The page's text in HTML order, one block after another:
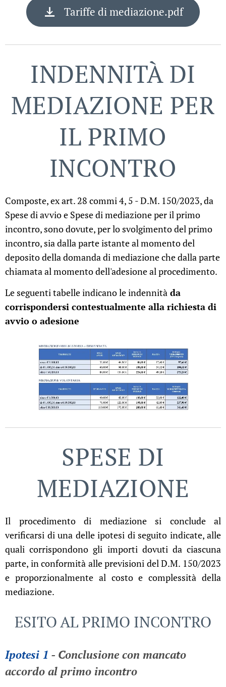
Tariffe di mediazione.pdf
INDENNITÀ DI
MEDIAZIONE PER
IL PRIMO
INCONTRO
Composte, ex art. 28 commi 4, 5 - D.M. 150/2023, da
Spese di avvio e Spese di mediazione per il primo
incontro, sono dovute, per lo svolgimento del primo
incontro, sia dalla parte istante al momento del
deposito della domanda di mediazione che dalla parte
chiamata al momento dell'adesione al procedimento.
Le seguenti tabelle indicano le indennità da
corrispondersi contestualmente alla richiesta di
avvio o adesione
SPESE DI
MEDIAZIONE
Il procedimento di mediazione si conclude al
verificarsi di una delle ipotesi di seguito indicate, alle
quali corrispondono gli importi dovuti da ciascuna
parte, in conformità alle previsioni del D.M. 150/2023
e proporzionalmente al costo e complessità della
mediazione.
ESITO AL PRIMO INCONTRO
Ipotesi 1 - Conclusione con mancato
accordo al primo incontro